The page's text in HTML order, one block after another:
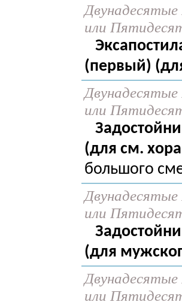
или
(первый)
или
(для см.
большого
или
(для
или